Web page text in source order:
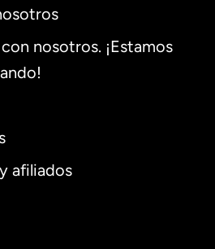
nosotros. ¡Estamos
afiliados